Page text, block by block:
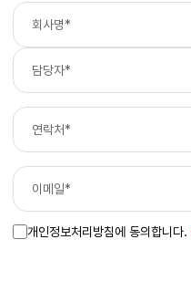
개인정보처리방침에 동의합니다.